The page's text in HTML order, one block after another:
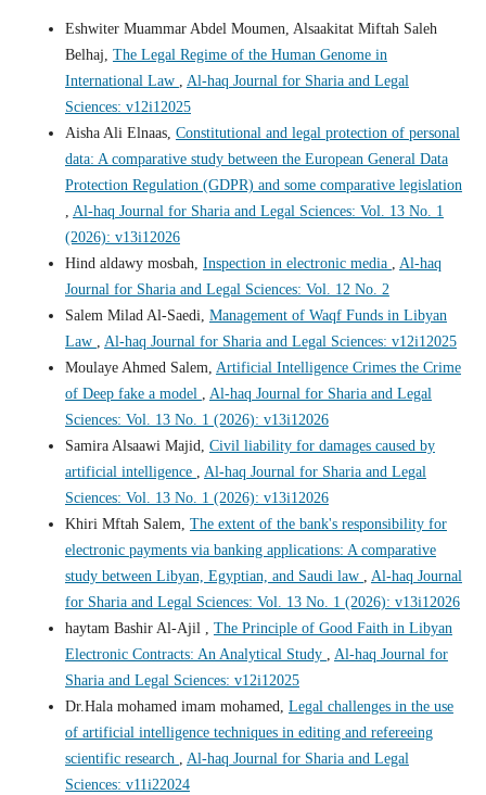
Eshwiter Muammar Abdel Moumen, Alsaakitat Miftah Saleh
Belhaj, The Legal Regime of the Human Genome in
International Law , Al-haq Journal for Sharia and Legal
Sciences: v12i12025
Aisha Ali Elnaas, Constitutional and legal protection of personal
data: A comparative study between the European General Data
Protection Regulation (GDPR) and some comparative legislation
, Al-haq Journal for Sharia and Legal Sciences: Vol. 13 No. 1
(2026): v13i12026
Hind aldawy mosbah, Inspection in electronic media , Al-haq
Journal for Sharia and Legal Sciences: Vol. 12 No. 2
Salem Milad Al-Saedi, Management of Waqf Funds in Libyan
Law , Al-haq Journal for Sharia and Legal Sciences: v12i12025
Moulaye Ahmed Salem, Artificial Intelligence Crimes the Crime
of Deep fake a model , Al-haq Journal for Sharia and Legal
Sciences: Vol. 13 No. 1 (2026): v13i12026
Samira Alsaawi Majid, Civil liability for damages caused by
artificial intelligence , Al-haq Journal for Sharia and Legal
Sciences: Vol. 13 No. 1 (2026): v13i12026
Khiri Mftah Salem, The extent of the bank's responsibility for
electronic payments via banking applications: A comparative
study between Libyan, Egyptian, and Saudi law , Al-haq Journal
for Sharia and Legal Sciences: Vol. 13 No. 1 (2026): v13i12026
haytam Bashir Al-Ajil , The Principle of Good Faith in Libyan
Electronic Contracts: An Analytical Study , Al-haq Journal for
Sharia and Legal Sciences: v12i12025
Dr.Hala mohamed imam mohamed, Legal challenges in the use
of artificial intelligence techniques in editing and refereeing
scientific research , Al-haq Journal for Sharia and Legal
Sciences: v11i22024